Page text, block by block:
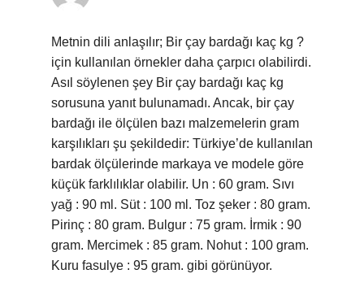
Metnin dili anlaşılır; Bir çay bardağı kaç kg ?
için kullanılan örnekler daha çarpıcı olabilirdi.
Asıl söylenen şey Bir çay bardağı kaç kg
sorusuna yanıt bulunamadı. Ancak, bir çay
bardağı ile ölçülen bazı malzemelerin gram
karşılıkları şu şekildedir: Türkiye’de kullanılan
bardak ölçülerinde markaya ve modele göre
küçük farklılıklar olabilir. Un : 60 gram. Sıvı
yağ : 90 ml. Süt : 100 ml. Toz şeker : 80 gram.
Pirinç : 80 gram. Bulgur : 75 gram. İrmik : 90
gram. Mercimek : 85 gram. Nohut : 100 gram.
Kuru fasulye : 95 gram. gibi görünüyor.